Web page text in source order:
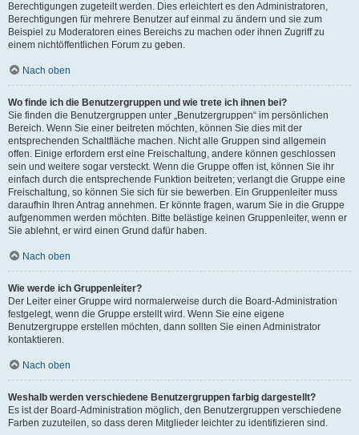
Berechtigungen zugeteilt werden. Dies erleichtert es den Administratoren,
Berechtigungen für mehrere Benutzer auf einmal zu ändern und sie zum
Beispiel zu Moderatoren eines Bereichs zu machen oder ihnen Zugriff zu
einem nichtöffentlichen Forum zu geben.
Nach oben
Wo finde ich die Benutzergruppen und wie trete ich ihnen bei?
Sie finden die Benutzergruppen unter „Benutzergruppen“ im persönlichen
Bereich. Wenn Sie einer beitreten möchten, können Sie dies mit der
entsprechenden Schaltfläche machen. Nicht alle Gruppen sind allgemein
offen. Einige erfordern erst eine Freischaltung, andere können geschlossen
sein und weitere sogar versteckt. Wenn die Gruppe offen ist, können Sie ihr
einfach durch die entsprechende Funktion beitreten; verlangt die Gruppe eine
Freischaltung, so können Sie sich für sie bewerben. Ein Gruppenleiter muss
daraufhin Ihren Antrag annehmen. Er könnte fragen, warum Sie in die Gruppe
aufgenommen werden möchten. Bitte belästige keinen Gruppenleiter, wenn er
Sie ablehnt, er wird einen Grund dafür haben.
Nach oben
Wie werde ich Gruppenleiter?
Der Leiter einer Gruppe wird normalerweise durch die Board-Administration
festgelegt, wenn die Gruppe erstellt wird. Wenn Sie eine eigene
Benutzergruppe erstellen möchten, dann sollten Sie einen Administrator
kontaktieren.
Nach oben
Weshalb werden verschiedene Benutzergruppen farbig dargestellt?
Es ist der Board-Administration möglich, den Benutzergruppen verschiedene
Farben zuzuteilen, so dass deren Mitglieder leichter zu identifizieren sind.